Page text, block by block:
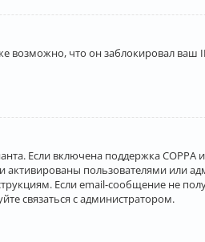
что он заблокировал ваш
Если включена поддержка
пользователями или
Если email-сообщение не
связаться с администратором.